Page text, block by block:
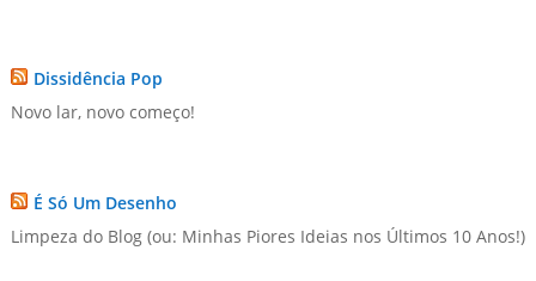
Dissidência Pop
Novo lar, novo começo!
É Só Um Desenho
Limpeza do Blog (ou: Minhas Piores Ideias nos Últimos 10 Anos!)